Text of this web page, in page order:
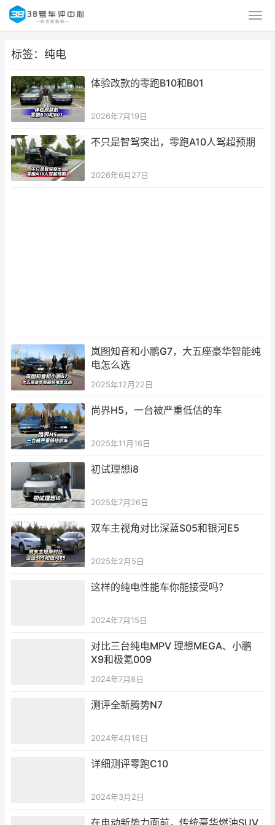
标签：纯电
体验改款的零跑B10和B01
2026年7月19日
不只是智驾突出，零跑A10人驾超预期
2026年6月27日
岚图知音和小鹏G7，大五座豪华智能纯
电怎么选
2025年12月22日
尚界H5，一台被严重低估的车
2025年11月16日
初试理想i8
2025年7月26日
双车主视角对比深蓝S05和银河E5
2025年2月5日
这样的纯电性能车你能接受吗？
2024年7月15日
对比三台纯电MPV 理想MEGA、小鹏
X9和极氪009
2024年7月8日
测评全新腾势N7
2024年4月16日
详细测评零跑C10
2024年3月2日
在电动新势力面前，传统豪华燃油SUV